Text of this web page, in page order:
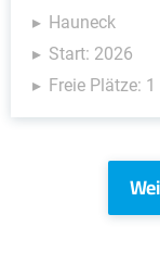
Hauneck
Start: 2026
Freie Plätze: 1